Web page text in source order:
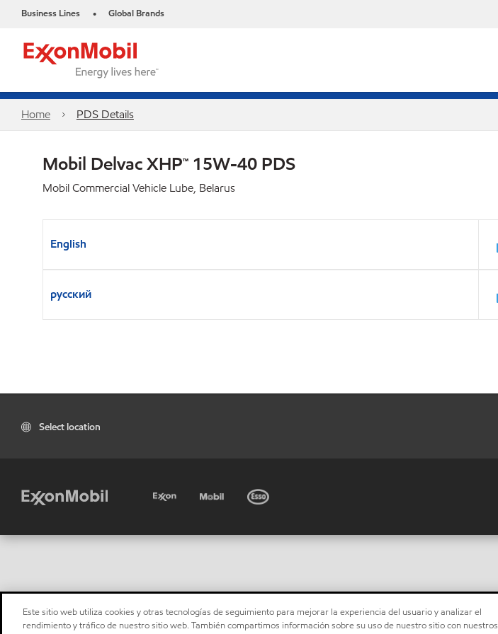
Business Lines • Global Brands
Home PDS Details
Mobil Delvac XHP™ 15W-40 PDS
Mobil Commercial Vehicle Lube, Belarus
English
русский
Select location
Este sitio web utiliza cookies y otras tecnologías de seguimiento para mejorar la experiencia del usuario y analizar el
rendimiento y tráfico de nuestro sitio web. También compartimos información sobre su uso de nuestro sitio con nuestros